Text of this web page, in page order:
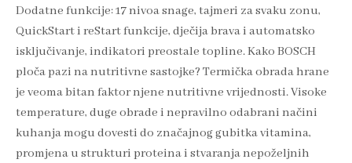
Dodatne funkcije: 17 nivoa snage, tajmeri za svaku zonu,
QuickStart i reStart funkcije, dječija brava i automatsko
isključivanje, indikatori preostale topline. Kako BOSCH
ploča pazi na nutritivne sastojke? Termička obrada hrane
je veoma bitan faktor njene nutritivne vrijednosti. Visoke
temperature, duge obrade i nepravilno odabrani načini
kuhanja mogu dovesti do značajnog gubitka vitamina,
promjena u strukturi proteina i stvaranja nepoželjnih